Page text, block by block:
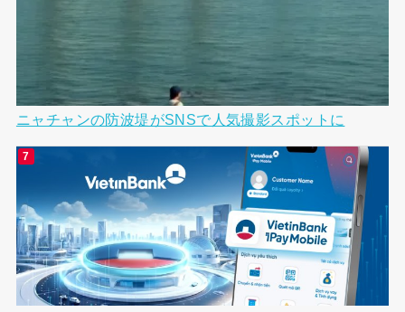
ニャチャンの防波堤がSNSで人気撮影スポットに